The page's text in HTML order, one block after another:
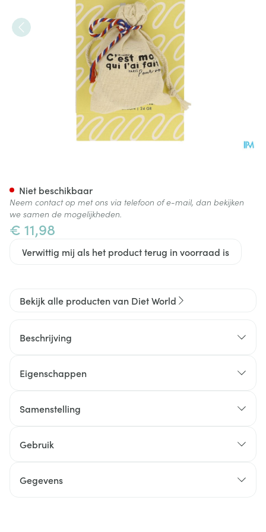
€ 11,98
Verwittig mij als het product terug in voorraad is
Niet beschikbaar
Neem contact op met ons via telefoon of e-mail, dan bekijken
we samen de mogelijkheden.
Bekijk alle producten van Diet World
Beschrijving
Eigenschappen
Samenstelling
Gebruik
Gegevens